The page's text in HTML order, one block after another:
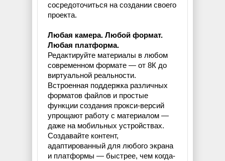
сосредоточиться на создании своего
проекта.
Любая камера. Любой формат.
Любая платформа.
Редактируйте материалы в любом
современном формате — от 8К до
виртуальной реальности.
Встроенная поддержка различных
форматов файлов и простые
функции создания прокси-версий
упрощают работу с материалом —
даже на мобильных устройствах.
Создавайте контент,
адаптированный для любого экрана
и платформы — быстрее, чем когда-